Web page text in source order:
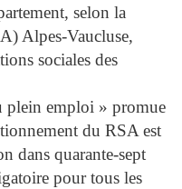
selon la
Alpes-Vaucluse,
sociales des
plein emploi » promue
du RSA est
dans quarante-sept
pour tous les